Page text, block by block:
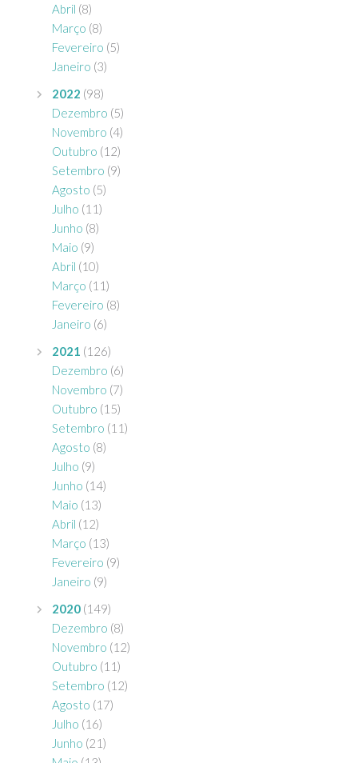
Abril (8)
Março (8)
Fevereiro (5)
Janeiro (3)
2022 (98)
Dezembro (5)
Novembro (4)
Outubro (12)
Setembro (9)
Agosto (5)
Julho (11)
Junho (8)
Maio (9)
Abril (10)
Março (11)
Fevereiro (8)
Janeiro (6)
2021 (126)
Dezembro (6)
Novembro (7)
Outubro (15)
Setembro (11)
Agosto (8)
Julho (9)
Junho (14)
Maio (13)
Abril (12)
Março (13)
Fevereiro (9)
Janeiro (9)
2020 (149)
Dezembro (8)
Novembro (12)
Outubro (11)
Setembro (12)
Agosto (17)
Julho (16)
Junho (21)